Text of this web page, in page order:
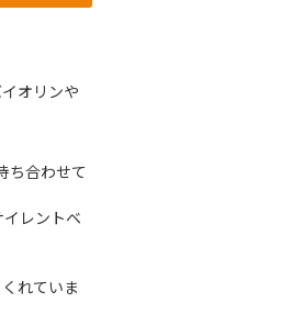
オリンや
ち合わせて
レントベ
れていま